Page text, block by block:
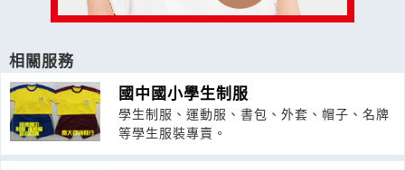
相關服務
國中國小學生制服
學生制服、運動服、書包、外套、帽子、名牌
等學生服裝專賣。